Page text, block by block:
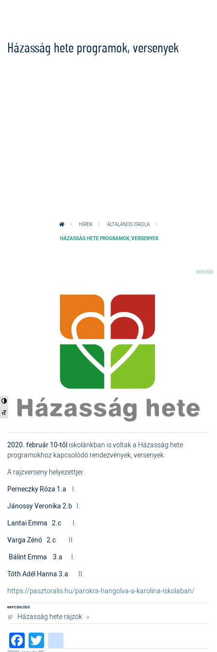
Nagy kontraszt váltása
Betűméret váltása
Házasság hete programok, versenyek
HÍREK ÁLTALÁNOS ISKOLA
HÁZASSÁG HETE PROGRAMOK, VERSENYEK
2019/2020
2020. február 10-től iskolánkban is voltak a Házasság hete
programokhoz kapcsolódó rendezvények, versenyek.
A rajzverseny helyezettjei:
Perneczky Róza 1.a I.
Jánossy Veronika 2.b I.
Lantai Emma 2.c
I.
Varga Zénó 2.c
II.
Bálint Emma 3.a
I.
Tóth Adél Hanna 3.a II.
https://pasztoralis.hu/parokra-hangolva-a-karolina-iskolaban/
KAPCSOLÓDÓ
Házasság hete rajzok
Facebook
Twitter